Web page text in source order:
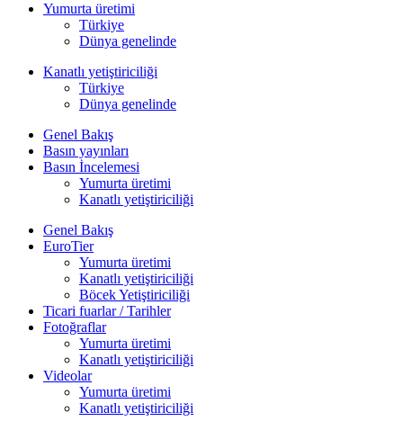
Yumurta üretimi
Türkiye
Dünya genelinde
Kanatlı yetiştiriciliği
Türkiye
Dünya genelinde
Genel Bakış
Basın yayınları
Basın İncelemesi
Yumurta üretimi
Kanatlı yetiştiriciliği
Genel Bakış
EuroTier
Yumurta üretimi
Kanatlı yetiştiriciliği
Böcek Yetiştiriciliği
Ticari fuarlar / Tarihler
Fotoğraflar
Yumurta üretimi
Kanatlı yetiştiriciliği
Videolar
Yumurta üretimi
Kanatlı yetiştiriciliği